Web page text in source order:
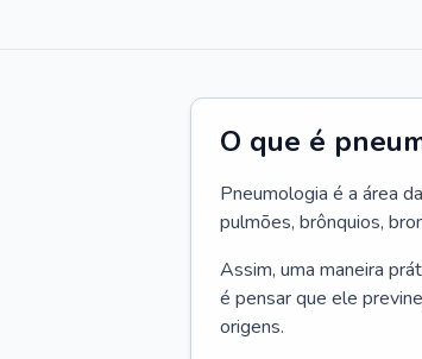
O que é
Pneumologia é a área
pulmões, brônquios,
Assim, uma maneira
é pensar que ele
origens.